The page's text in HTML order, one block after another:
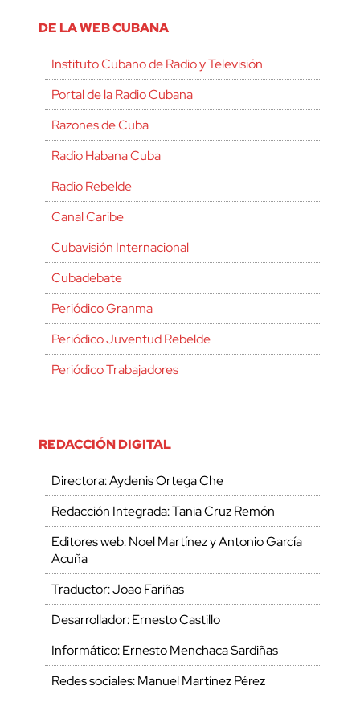
DE LA WEB CUBANA
Instituto Cubano de Radio y Televisión
Portal de la Radio Cubana
Razones de Cuba
Radio Habana Cuba
Radio Rebelde
Canal Caribe
Cubavisión Internacional
Cubadebate
Periódico Granma
Periódico Juventud Rebelde
Periódico Trabajadores
REDACCIÓN DIGITAL
Directora: Aydenis Ortega Che
Redacción Integrada: Tania Cruz Remón
Editores web: Noel Martínez y Antonio García
Acuña
Traductor: Joao Fariñas
Desarrollador: Ernesto Castillo
Informático: Ernesto Menchaca Sardiñas
Redes sociales: Manuel Martínez Pérez